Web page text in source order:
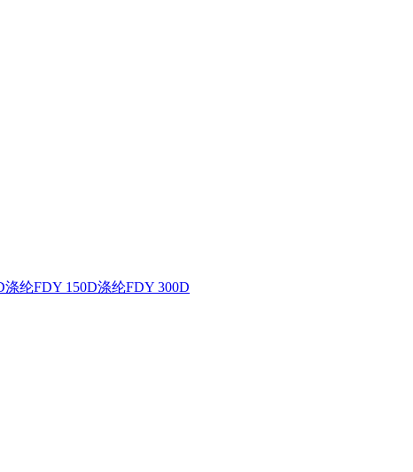
涤纶FDY 150D涤纶FDY 300D